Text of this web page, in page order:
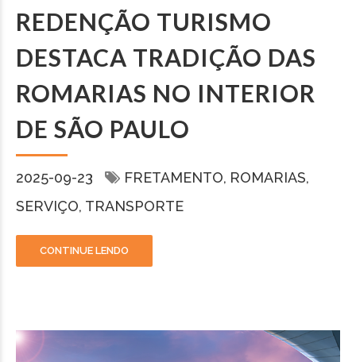
REDENÇÃO TURISMO
DESTACA TRADIÇÃO DAS
ROMARIAS NO INTERIOR
DE SÃO PAULO
2025-09-23 FRETAMENTO ROMARIAS
SERVIÇO TRANSPORTE
CONTINUE LENDO